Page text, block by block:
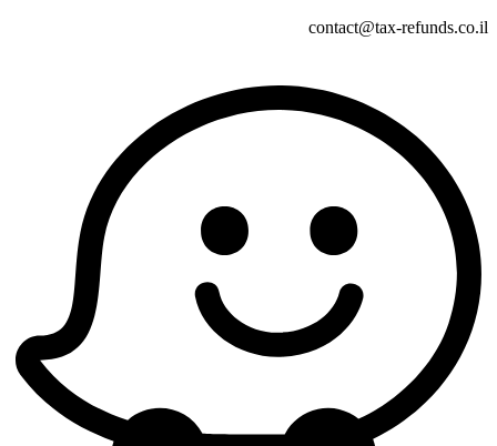
contact@tax-refunds.co.il